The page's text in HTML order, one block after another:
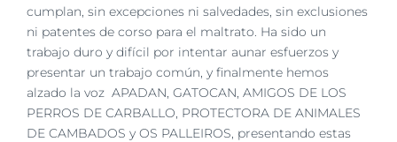
cumplan, sin excepciones ni salvedades, sin exclusiones
ni patentes de corso para el maltrato. Ha sido un
trabajo duro y difícil por intentar aunar esfuerzos y
presentar un trabajo común, y finalmente hemos
alzado la voz APADAN, GATOCAN, AMIGOS DE LOS
PERROS DE CARBALLO, PROTECTORA DE ANIMALES
DE CAMBADOS y OS PALLEIROS, presentando estas